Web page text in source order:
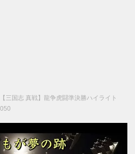
【三国志 真戦】龍争虎闘準決勝ハイライト